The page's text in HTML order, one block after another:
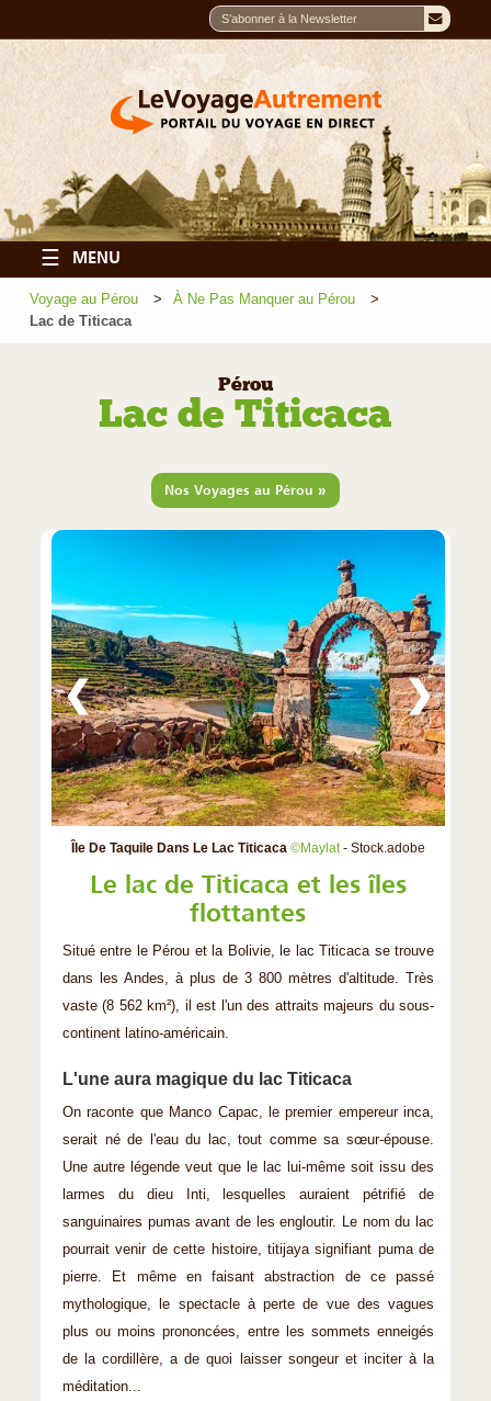
☰ MENU
Voyage au Pérou
À Ne Pas Manquer au Pérou
Lac de Titicaca
Pérou
Lac de Titicaca
Nos Voyages au Pérou »
Île De Taquile Dans Le Lac Titicaca ©Maylat- Stock.adobe
❮ ❯
Le lac de Titicaca et les îles
flottantes
Situé entre le Pérou et la Bolivie, le lac Titicaca se trouve
dans les Andes, à plus de 3 800 mètres d'altitude. Très
vaste (8 562 km²), il est l'un des attraits majeurs du sous-
continent latino-américain.
L'une aura magique du lac Titicaca
On raconte que Manco Capac, le premier empereur inca,
serait né de l'eau du lac, tout comme sa sœur-épouse.
Une autre légende veut que le lac lui-même soit issu des
larmes du dieu Inti, lesquelles auraient pétrifié de
sanguinaires pumas avant de les engloutir. Le nom du lac
pourrait venir de cette histoire, titijaya signifiant puma de
pierre. Et même en faisant abstraction de ce passé
mythologique, le spectacle à perte de vue des vagues
plus ou moins prononcées, entre les sommets enneigés
de la cordillère, a de quoi laisser songeur et inciter à la
méditation...